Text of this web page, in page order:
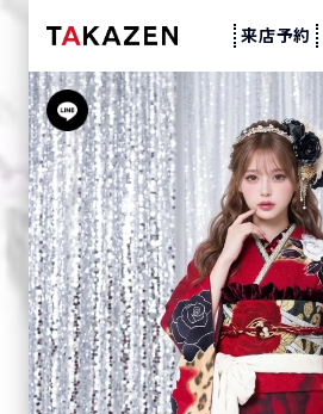
来店予約